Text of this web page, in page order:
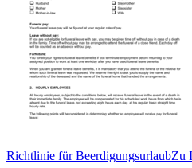
Richtlinie für BeerdigungsurlaubZu